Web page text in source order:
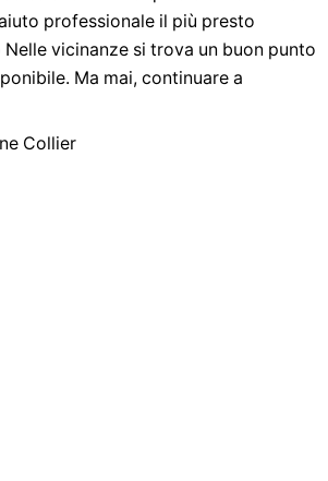
professionale il più presto
vicinanze si trova un buon punto
Ma mai, continuare a
Collier